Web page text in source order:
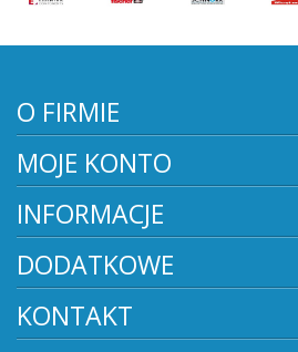
O FIRMIE
MOJE KONTO
INFORMACJE
DODATKOWE
KONTAKT